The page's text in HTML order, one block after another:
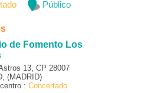
Público
de Fomento Los
13, CP 28007
(MADRID)
: Concertado